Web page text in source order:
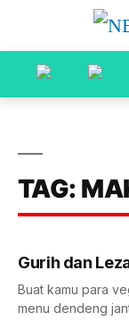
TAG:
Gurih dan
Buat kamu para
menu dendeng